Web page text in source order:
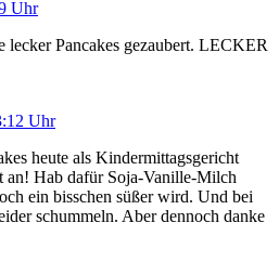
Uhr
lecker Pancakes gezaubert. LECKER
Uhr
heute als Kindermittagsgericht
an! Hab dafür Soja-Vanille-Milch
ein bisschen süßer wird. Und bei
schummeln. Aber dennoch danke